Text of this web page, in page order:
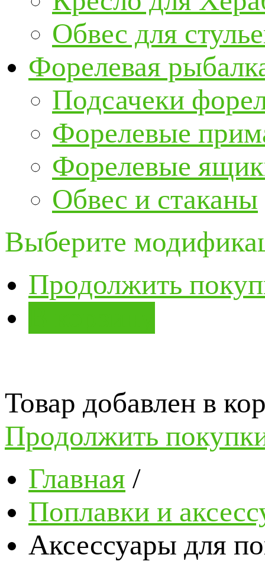
Обвес для
Форелевая
Подсачеки
Форелевые
Форелевые
Обвес и стаканы
Выберите
Продолжить
Товар добавлен в
Продолжить
Главная /
Поплавки и
Аксессуары для